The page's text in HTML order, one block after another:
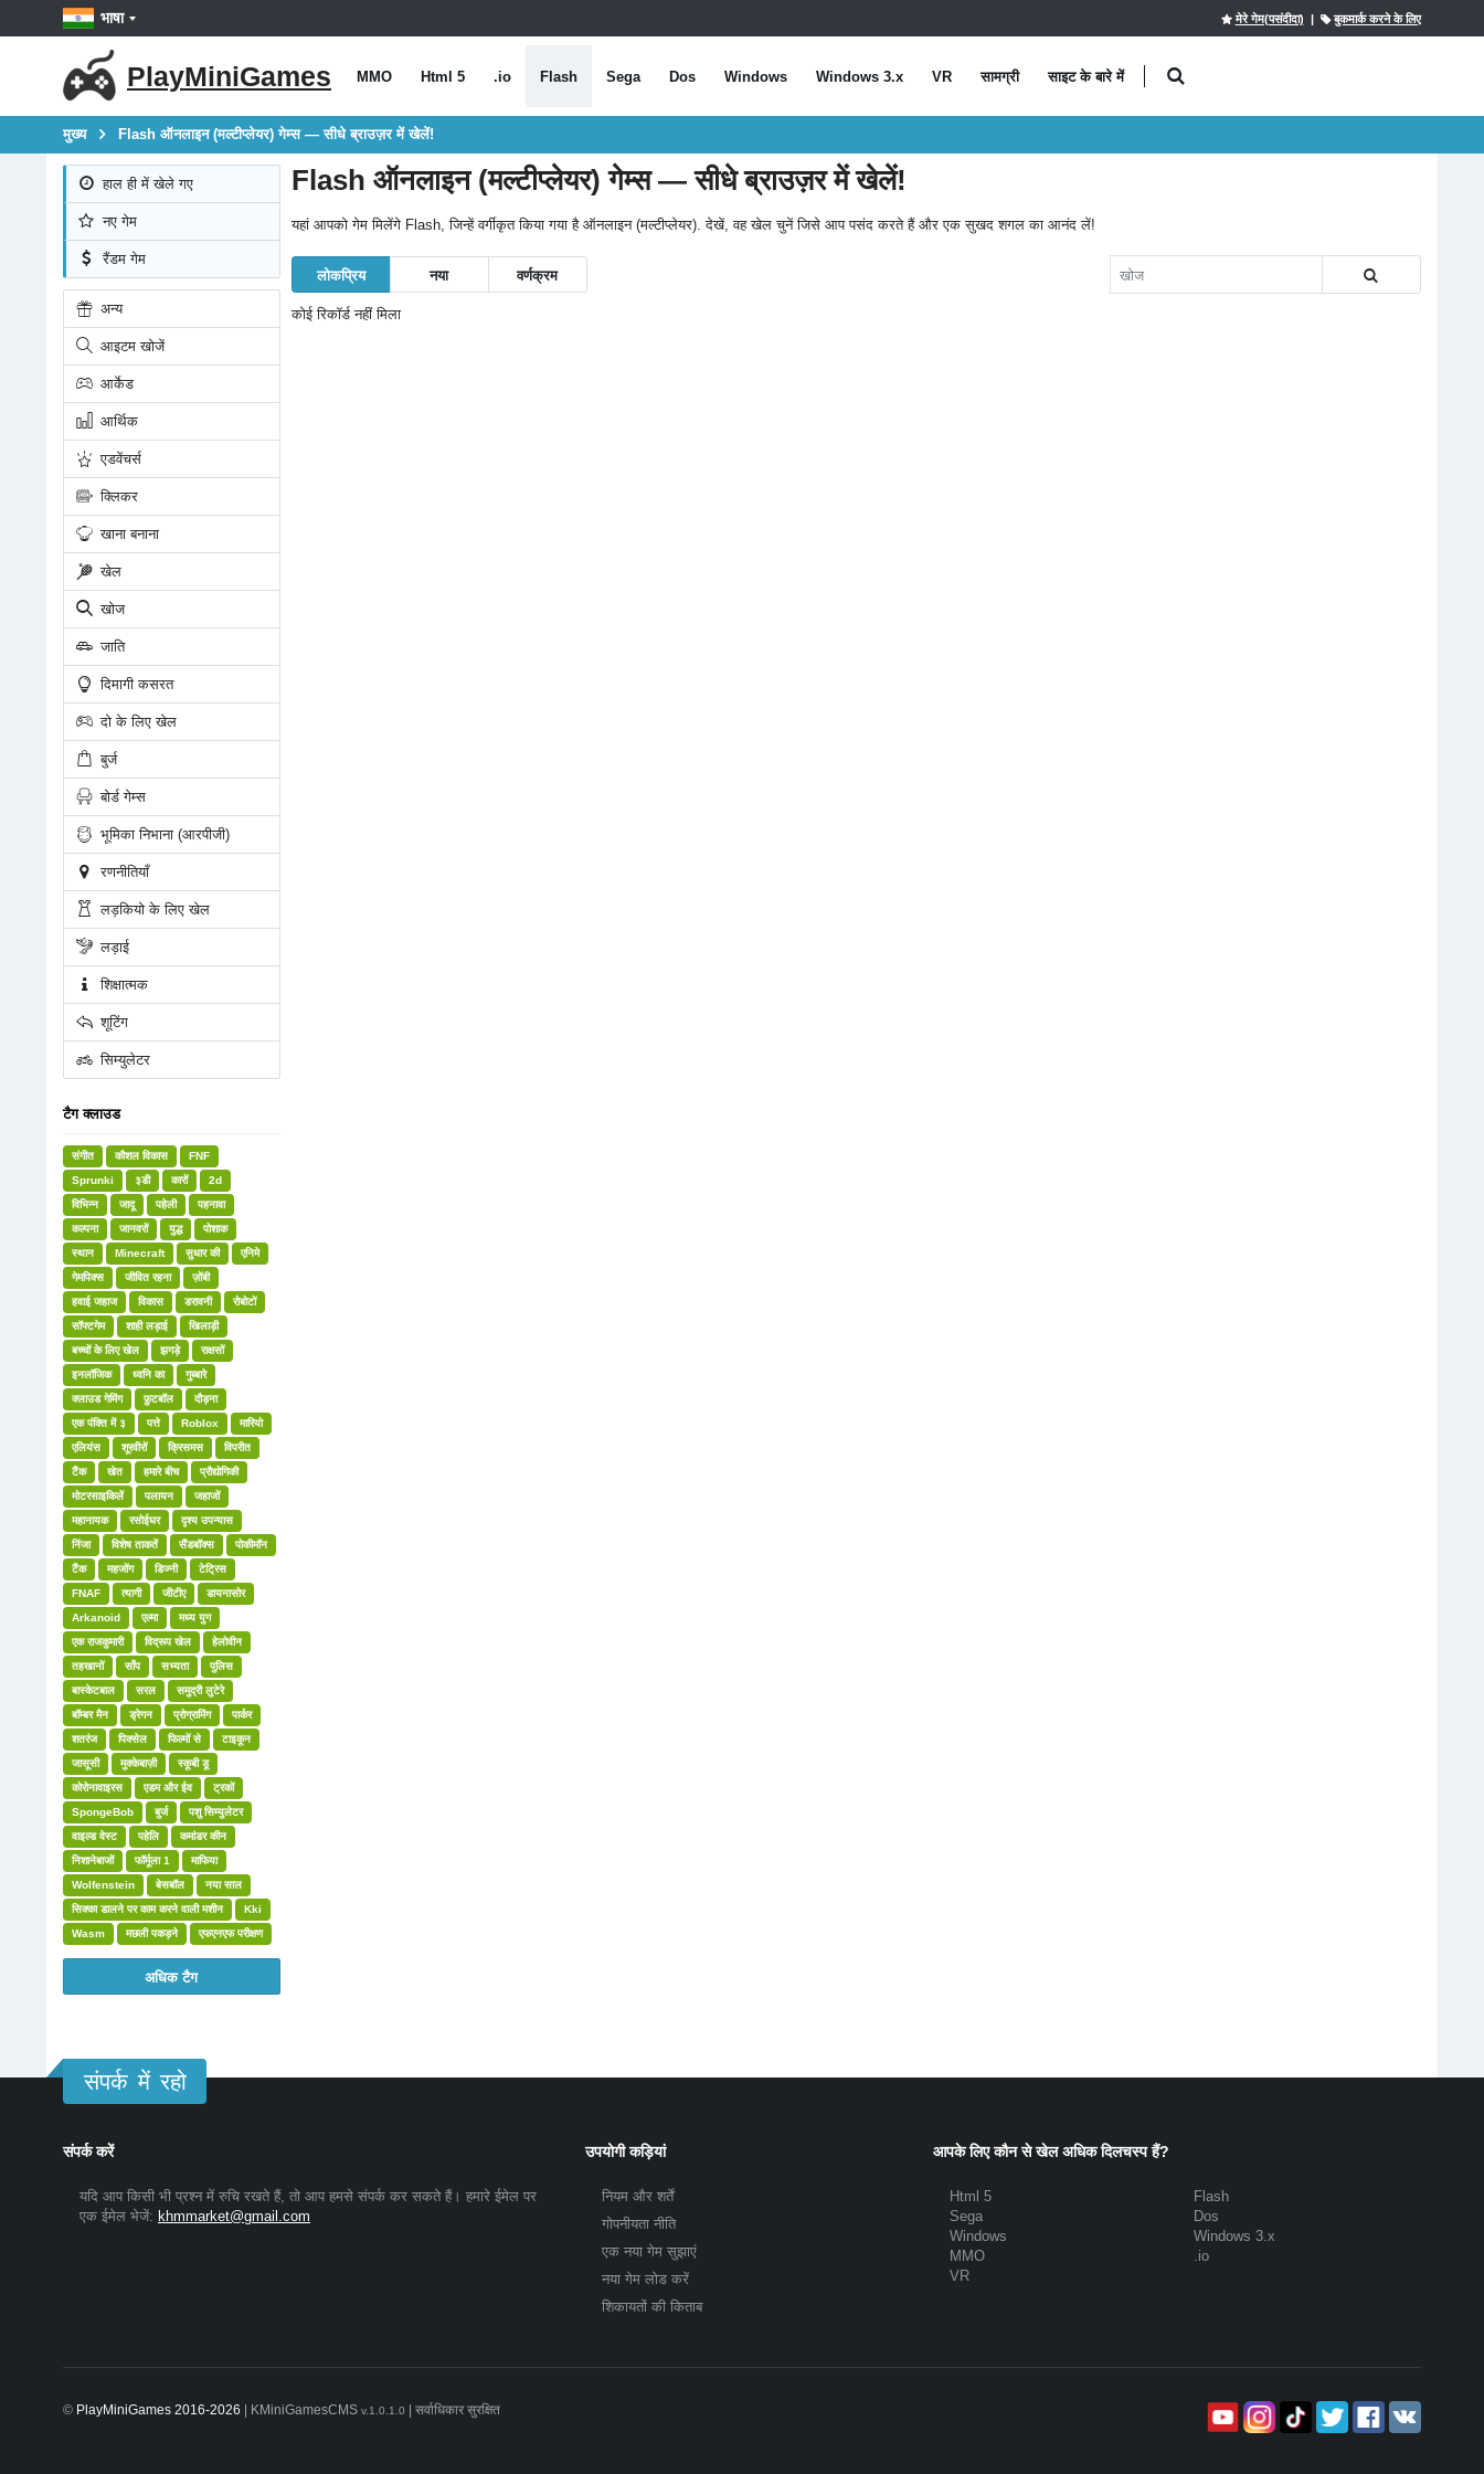
भाषा मेरे गेम(पसंदीदा) | बुकमार्क करने के लिए
PlayMiniGames MMO Html 5 .io Flash Sega Dos Windows Windows 3.x VR सामग्री साइट के बारे में
मुख्य Flash ऑनलाइन (मल्टीप्लेयर) गेम्स — सीधे ब्राउज़र में खेलें!
हाल ही में खेले गए
नए गेम
रैंडम गेम
अन्य
आइटम खोजें
आर्केड
आर्थिक
एडवेंचर्स
क्लिकर
खाना बनाना
खेल
खोज
जाति
दिमागी कसरत
दो के लिए खेल
बुर्ज
बोर्ड गेम्स
भूमिका निभाना (आरपीजी)
रणनीतियाँ
लड़कियो के लिए खेल
लड़ाई
शिक्षात्मक
शूटिंग
सिम्युलेटर
टैग क्लाउड
संगीत कौशल विकास
FNF
Sprunki
३डी कारों
2d
विभिन्न
जादू पहेली
पहनावा
कल्पना
जानवरों युद्ध
पोशाक
स्थान
Minecraft सुधार की
एनिमे
गेमपिक्स
जीवित रहना
ज़ोंबी
हवाई जहाज
विकास डरावनी
रोबोटों
सॉफ्टगेम
शाही लड़ाई
खिलाड़ी
बच्चों के लिए खेल
झगड़े
राक्षसों
इनलॉजिक
ध्वनि का
गुब्बारे
क्लाउड गेमिंग
फ़ुटबॉल
दौड़ना
एक पंक्ति में ३
पत्ते Roblox
मारियो
एलियंस
शूरवीरों क्रिसमस
विपरीत
टैंक
खेत हमारे बीच
प्रौद्योगिकी
मोटरसाइकिलें
पलायन
जहाजों
महानायक
रसोईघर
दृश्य उपन्यास
निंजा
विशेष ताकतें सैंडबॉक्स
पोकीमॉन
टैंक
महजोंग डिज्नी
टेट्रिस
FNAF
त्यागी जीटीए
डायनासोर
Arkanoid
एल्मा
मध्य युग
एक राजकुमारी
विद्रूप खेल
हेलोवीन
तहखानों
साँप सभ्यता
पुलिस
बास्केटबाल
सरल
समुद्री लुटेरे
बॉम्बर मैन
ड्रेगन प्रोग्रामिंग
पार्कर
शतरंज
पिक्सेल फिल्मों से
टाइकून
जासूसी
मुक्केबाज़ी
स्कूबी डू
कोरोनावाइरस
एडम और ईव
ट्रकों
SpongeBob
बुर्ज
पशु सिम्युलेटर
वाइल्ड वेस्ट
पहेलि
कमांडर कीन
निशानेबाजों
फॉर्मूला 1
माफिया
Wolfenstein
बेसबॉल
नया साल
सिक्का डालने पर काम करने वाली मशीन
Kki
Wasm
मछली पकड़ने एफएनएफ परीक्षण
अधिक टैग
Flash ऑनलाइन (मल्टीप्लेयर) गेम्स — सीधे ब्राउज़र में खेलें!
यहां आपको गेम मिलेंगे Flash, जिन्हें वर्गीकृत किया गया है ऑनलाइन (मल्टीप्लेयर). देखें, वह खेल चुनें जिसे आप पसंद करते हैं और एक सुखद शगल का आनंद लें!
लोकप्रिय नया वर्णक्रम
कोई रिकॉर्ड नहीं मिला
संपर्क में रहो
संपर्क करें
यदि आप किसी भी प्रश्न में रुचि रखते हैं, तो आप हमसे संपर्क कर सकते हैं। हमारे ईमेल पर
एक ईमेल भेजें: khmmarket@gmail.com
उपयोगी कड़ियां
नियम और शर्तें
गोपनीयता नीति
एक नया गेम सुझाएं
नया गेम लोड करें
शिकायतों की किताब
आपके लिए कौन से खेल अधिक दिलचस्प हैं?
Html 5
Flash
Sega
Dos
Windows
Windows 3.x
MMO
.io
VR
© PlayMiniGames 2016-2026 | KMiniGamesCMS v.1.0.1.0 | सर्वाधिकार सुरक्षित